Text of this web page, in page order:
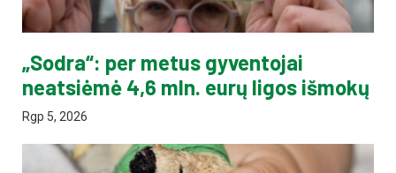
„Sodra“: per metus gyventojai
neatsiėmė 4,6 mln. eurų ligos išmokų
Rgp 5, 2026